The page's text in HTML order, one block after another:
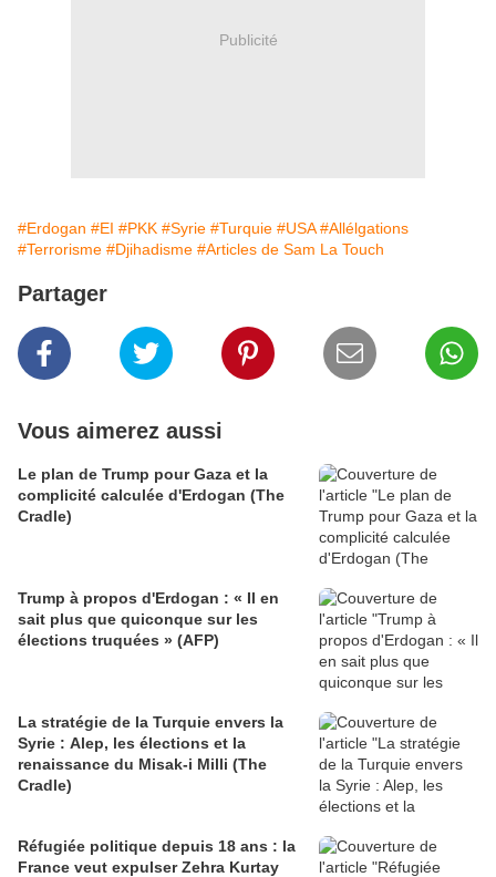
Publicité
#Erdogan #EI #PKK #Syrie #Turquie #USA #Allélgations
#Terrorisme #Djihadisme #Articles de Sam La Touch
Partager
Vous aimerez aussi
Le plan de Trump pour Gaza et la
complicité calculée d'Erdogan (The
Cradle)
Trump à propos d'Erdogan : « Il en
sait plus que quiconque sur les
élections truquées » (AFP)
La stratégie de la Turquie envers la
Syrie : Alep, les élections et la
renaissance du Misak-i Milli (The
Cradle)
Réfugiée politique depuis 18 ans : la
France veut expulser Zehra Kurtay